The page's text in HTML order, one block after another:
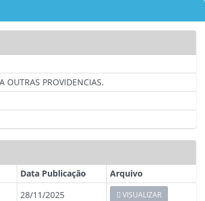
OUTRAS PROVIDENCIAS.
Data Publicação
Arquivo
28/11/2025 VISUALIZAR